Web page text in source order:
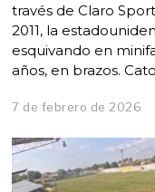
través de Claro
2011, la
esquivando en
años, en brazos.
7 de febrero de 2026